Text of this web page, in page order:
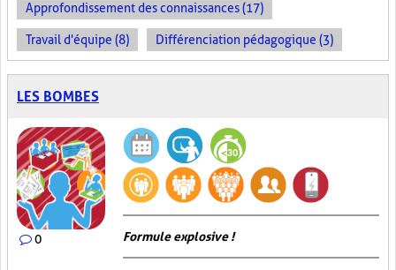
Approfondissement des connaissances (17)
Travail d'équipe (8) Différenciation pédagogique (3)
LES BOMBES
0 Formule explosive !